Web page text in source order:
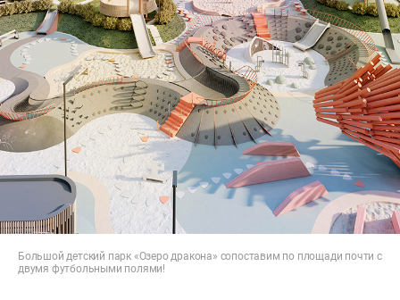
Большой детский парк «Озеро дракона» сопоставим по площади почти с
двумя футбольными полями!